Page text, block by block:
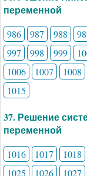
переменной
986 987 988
997
998 999
1006
1007 1008
1015
37. Решение
переменной
1016 1017 1018
1025
1026 1027